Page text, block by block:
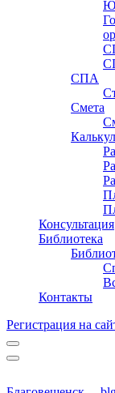
СПА
Смета
Консультация
Библиотека
Контакты
Регистрация на